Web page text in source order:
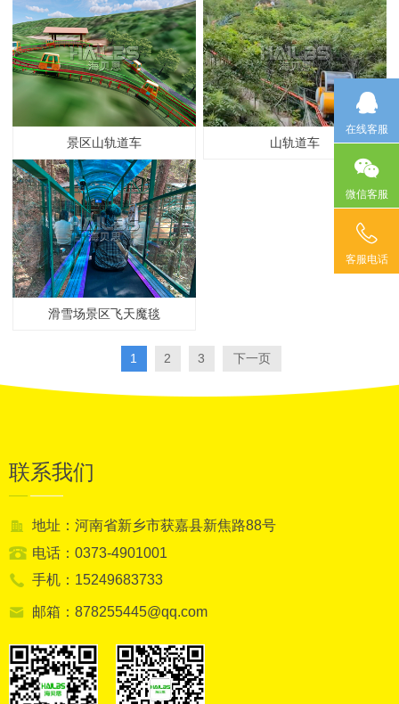
景区山轨道车 山轨道车
滑雪场景区飞天魔毯
1 2 3 下一页
联系我们
地址：河南省新乡市获嘉县新焦路88号
电话：0373-4901001
手机：15249683733
邮箱：878255445@qq.com
在线客服
微信客服
客服电话